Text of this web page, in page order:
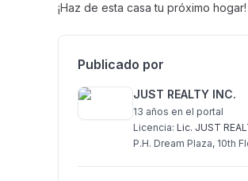
¡Haz de esta casa tu próximo hogar!
Publicado por
JUST REALTY INC.
13 años en el portal
Licencia: Lic. JUST
P.H. Dream Plaza, 10th